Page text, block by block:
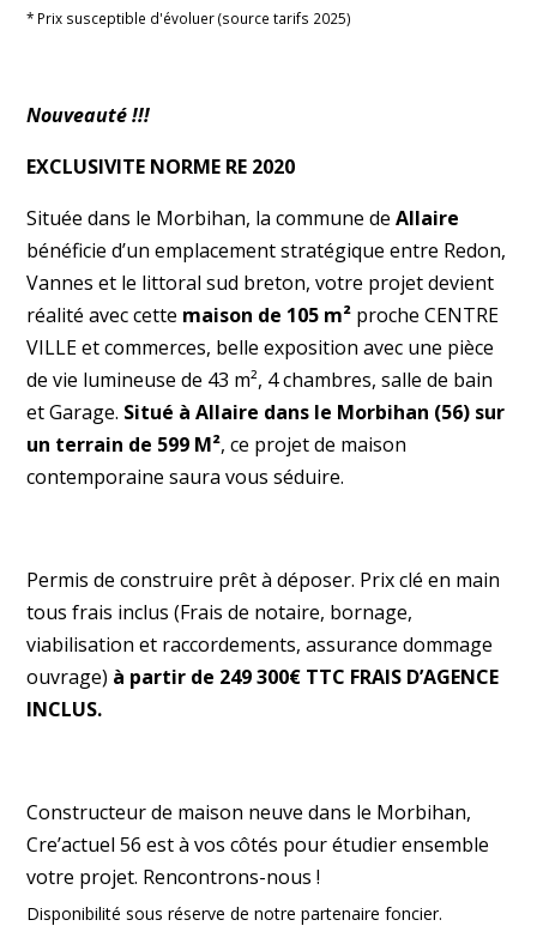
* Prix susceptible d'évoluer (source tarifs 2025)
Nouveauté !!!
EXCLUSIVITE NORME RE 2020
Située dans le Morbihan, la commune deAllaire
bénéficie d’un emplacement stratégique entre Redon,
Vannes et le littoral sud breton, votre projet devient
réalité avec cette maison de 105 m² proche CENTRE
VILLE et commerces, belle exposition avec une pièce
de vie lumineuse de 43 m², 4 chambres, salle de bain
et Garage. Situé à Allaire dans le Morbihan (56) sur
un terrain de 599 M², ce projet de maison
contemporaine saura vous séduire.
Permis de construire prêt à déposer. Prix clé en main
tous frais inclus (Frais de notaire, bornage,
viabilisation et raccordements, assurance dommage
ouvrage) à partir de 249 300€ TTC FRAIS D’AGENCE
INCLUS.
Constructeur de maison neuve dans le Morbihan,
Cre’actuel 56 est à vos côtés pour étudier ensemble
votre projet. Rencontrons-nous !
Disponibilité sous réserve de notre partenaire foncier.